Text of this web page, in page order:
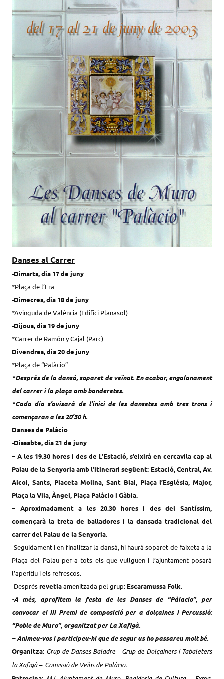
Danses al Carrer
-Dimarts, dia 17 de juny
*Plaça de l’Era
-Dimecres, dia 18 de juny
*Avinguda de València (Edifici Planasol)
-Dijous, dia 19 de juny
*Carrer de Ramón y Cajal (Parc)
Divendres, dia 20 de juny
*Plaça de “Palàcio”
*Després de la dansà, soparet de veïnat. En acabar, engalanament
del carrer i la plaça amb banderetes.
*Cada dia s’avisarà de l’inici de les dansetes amb tres trons i
començaran a les 20’30 h.
Danses de Palàcio
-Dissabte, dia 21 de juny
– A les 19.30 hores i des de L’Estació, s’eixirà en cercavila cap al
Palau de la Senyoriaamb l’itinerari següent: Estació, Central, Av.
Alcoi, Sants, Placeta Molina, Sant Blai, Plaça l’Església, Major,
Plaça la Vila, Àngel, Plaça Palàcio i Gàbia.
– Aproximadament a les20.30 horesi des del Santíssim,
començarà la treta de balladores i la dansada tradicional del
carrer del Palau de la Senyoria.
-Seguidament i en finalitzar la dansà, hi haurà soparet de faixeta a la
Plaça del Palau per a tots els que vullguen i l’ajuntament posarà
l’aperitiu i els refrescos.
-Després revetlaamenitzada pel grup: Escaramussa Folk.
-A més, aprofitem la festa de les Danses de “Pàlacio”, per
convocar el III Premi de composició per a dolçaines i Percussió:
“Poble de Muro”, organitzat per La Xafigà.
– Animeu-vos i participeu-hi que de segur us ho passareu molt bé.
Organitza: Grup de Danses Baladre – Grup de Dolçainers i Tabaleters
la Xafigà – Comissió de Veïns de Palàcio.